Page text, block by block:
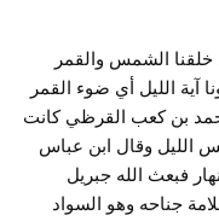
خلقنا الشمس والقمر
آية الليل أي ضوء القمر
بن كعب القرظي كانت
وقال ابن عباس
فبعث الله جبريل
جناحه وهو السواد